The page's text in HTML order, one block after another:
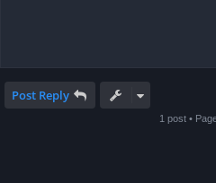
Post Reply
1 post •